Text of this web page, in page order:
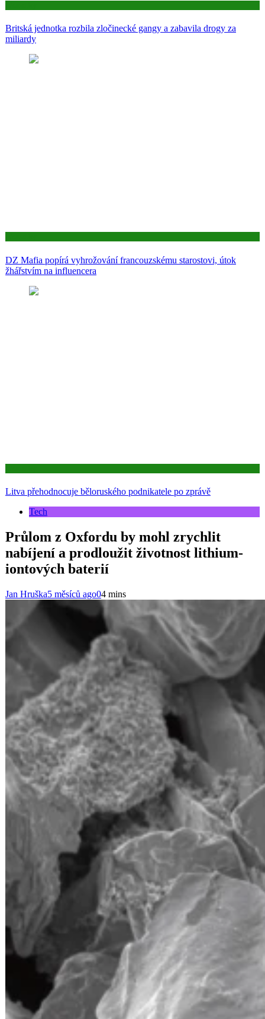
Britská jednotka rozbila zločinecké gangy a zabavila drogy za
miliardy
DZ Mafia popírá vyhrožování francouzskému starostovi, útok
žhářstvím na influencera
Litva přehodnocuje běloruského podnikatele po zprávě
Tech
Průlom z Oxfordu by mohl zrychlit
nabíjení a prodloužit životnost lithium-
iontových baterií
Jan Hruška5 měsíců ago04 mins